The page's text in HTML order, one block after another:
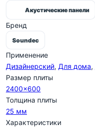
Акустические панели
Бренд
Soundec
Применение
Дизайнерский, Для дома,
Размер плиты
2400x600
Толщина плиты
25 мм
Характеристики